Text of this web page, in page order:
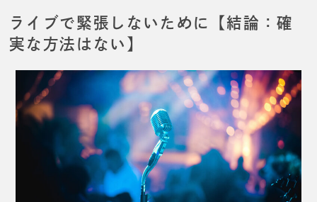
ライブで緊張しないために【結論：確
実な方法はない】